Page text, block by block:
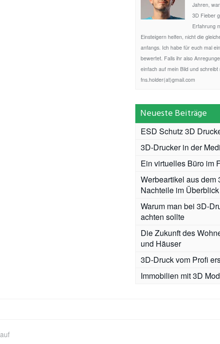
Jahren,
3D Fieber
Erfahrung
Einsteigern helfen, nicht die
anfangs. Ich habe für euch mal
bewertet. Falls ihr also
einfach auf mein Bild und schreibt
fns.holder(at)gmail.com
Neueste Beiträge
ESD Schutz 3D
3D-Drucker in der
Ein virtuelles Büro im
Werbeartikel aus dem
Nachteile im Überblick
Warum man bei 3D-
achten sollte
Die Zukunft des
und Häuser
3D-Druck vom Profi
Immobilien mit 3D